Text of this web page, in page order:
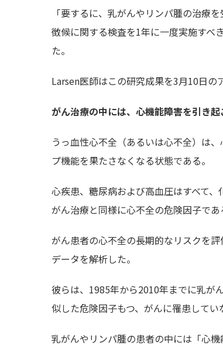
「要するに、乳がんやリンパ腫の治療
徴候に関する検査を1年に一度実施すべ
た。
Larsen医師はこの研究成果を3月10日の
がん治療の中には、心機能障害を引き
うっ血性心不全（あるいは心不全）は
プ機能を果たさなくなる状態である。
心疾患、糖尿病および高血圧はすべて
がん治療と同様に心不全の危険因子であ
がん患者の心不全の長期的なリスクを
データを解析した。
彼らは、1985年から2010年までに乳が
似した危険因子もつ、がんに罹患してい
乳がんやリンパ腫の患者の中には「心